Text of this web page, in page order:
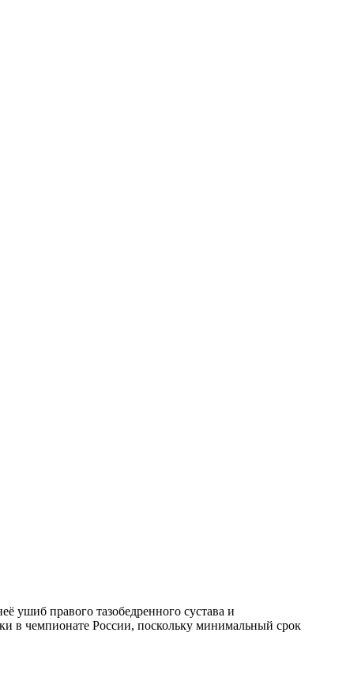
ушиб правого тазобедренного сустава и
в чемпионате России, поскольку минимальный срок